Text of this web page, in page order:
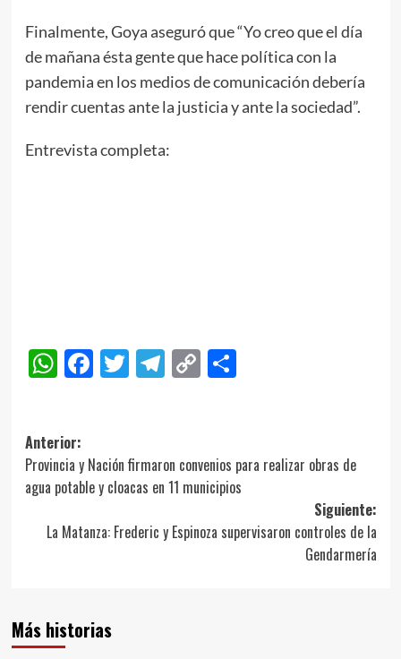
Finalmente, Goya aseguró que “Yo creo que el día
de mañana ésta gente que hace política con la
pandemia en los medios de comunicación debería
rendir cuentas ante la justicia y ante la sociedad”.
Entrevista completa:
WhatsApp
Facebook
Twitter
Telegram
CopyCompartir
Navegación
de
entradas
Anterior:
Provincia y Nación firmaron convenios para realizar obras de
agua potable y cloacas en 11 municipios
Siguiente:
La Matanza: Frederic y Espinoza supervisaron controles de la
Gendarmería
Más historias